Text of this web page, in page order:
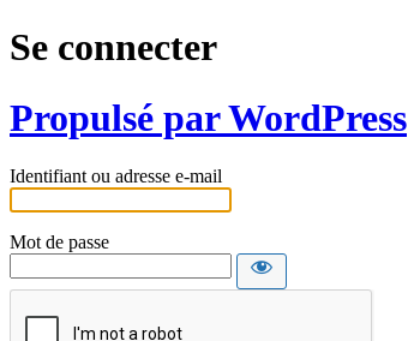
Se connecter
Propulsé par WordPress
Identifiant ou adresse e-mail
Mot de passe